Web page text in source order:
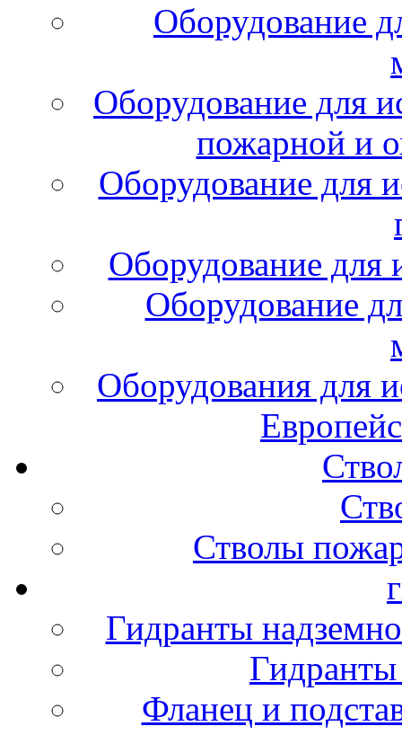
Оборудование
Оборудование для
пожарной и
Оборудование для
Оборудование для
Оборудование
Оборудования для
Стволы
Гидранты
Фланец и